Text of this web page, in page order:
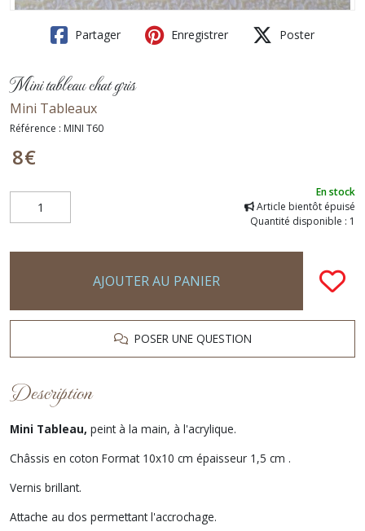
Partager Enregistrer Poster
Mini tableau chat gris
Mini Tableaux
Référence : MINI T60
8€
En stock
Article bientôt épuisé
Quantité disponible : 1
AJOUTER AU PANIER
POSER UNE QUESTION
Description
Mini Tableau, peint à la main, à l'acrylique.
Châssis en coton Format 10x10 cm épaisseur 1,5 cm .
Vernis brillant.
Attache au dos permettant l'accrochage.